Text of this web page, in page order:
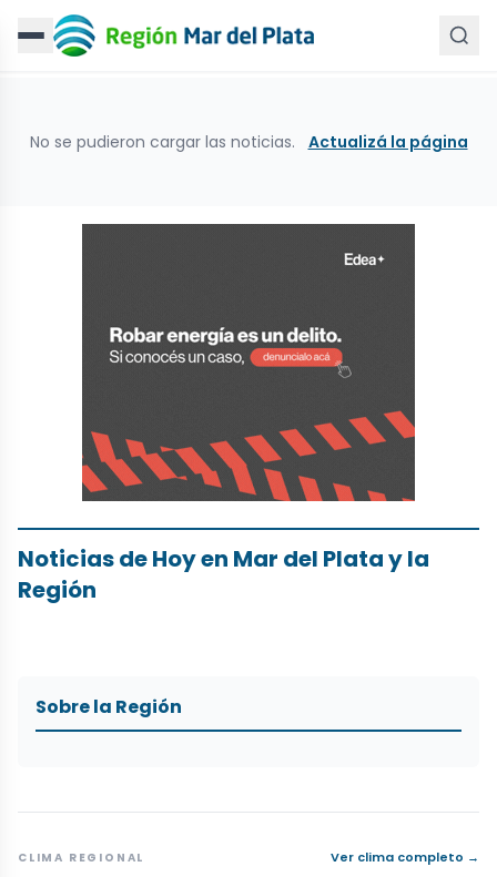
No se pudieron cargar las noticias. Actualizá la página
Noticias de Hoy en Mar del Plata y la
Región
Sobre la Región
CLIMA REGIONAL Ver clima completo →